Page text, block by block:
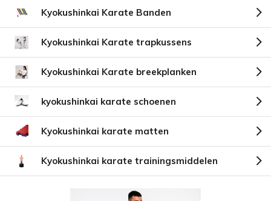
Kyokushinkai Karate Banden
Kyokushinkai Karate trapkussens
Kyokushinkai Karate breekplanken
kyokushinkai karate schoenen
Kyokushinkai karate matten
Kyokushinkai karate trainingsmiddelen